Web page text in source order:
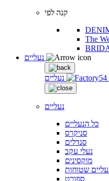
קנה לפי
The
נעליים
נעליים
כל הנעליים
סניקרס
סנדלים
נעלי עקב
מוקסינים
שטוחות
ספורט